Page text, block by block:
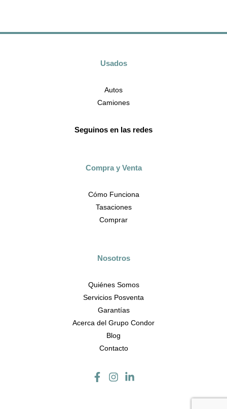
Usados
Autos
Camiones
Seguinos en las redes
Compra y Venta
Cómo Funciona
Tasaciones
Comprar
Nosotros
Quiénes Somos
Servicios Posventa
Garantías
Acerca del Grupo Condor
Blog
Contacto